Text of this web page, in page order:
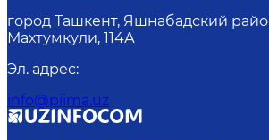
город Ташкент, Яшнабадский
Махтумкули, 114А
Эл. адрес:
info@piima.uz